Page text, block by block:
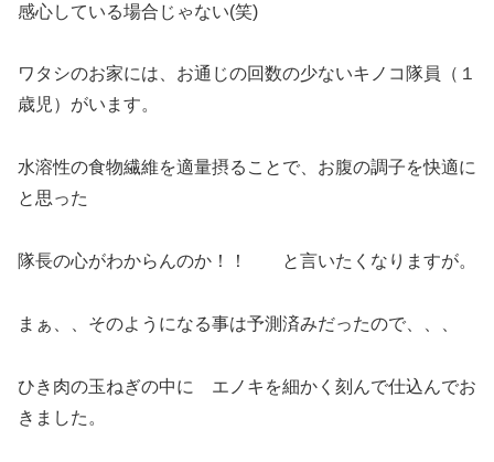
感心している場合じゃない(笑)
ワタシのお家には、お通じの回数の少ないキノコ隊員（１
歳児）がいます。
水溶性の食物繊維を適量摂ることで、お腹の調子を快適に
と思った
隊長の心がわからんのか！！ と言いたくなりますが。
まぁ、、そのようになる事は予測済みだったので、、、
ひき肉の玉ねぎの中に エノキを細かく刻んで仕込んでお
きました。